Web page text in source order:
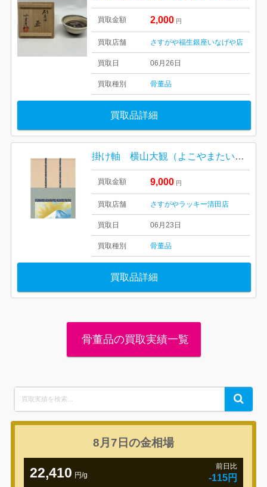
買取金額 2,000 円
買取店舗 さすがや福生銀座いなげや店
買取日 06月26日
買取種別 骨董品
買取品詳細
掛け軸 横山大観（よこやまたいかん）美術品 骨董
買取金額 9,000 円
買取店舗 さすがやラッキー清田店
買取日 06月23日
買取種別 骨董品
買取品詳細
骨董品の買取実績一覧
Search
for:
Search
8月7日の金相場
22,410 円/g
前日比
-115円